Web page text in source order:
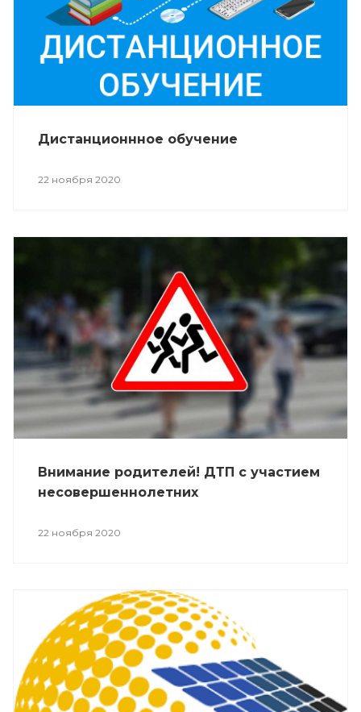
Дистанционнное обучение
22 ноября 2020
Внимание родителей! ДТП с участием
несовершеннолетних
22 ноября 2020